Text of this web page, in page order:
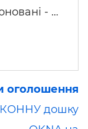
- …
оголошення
дошку